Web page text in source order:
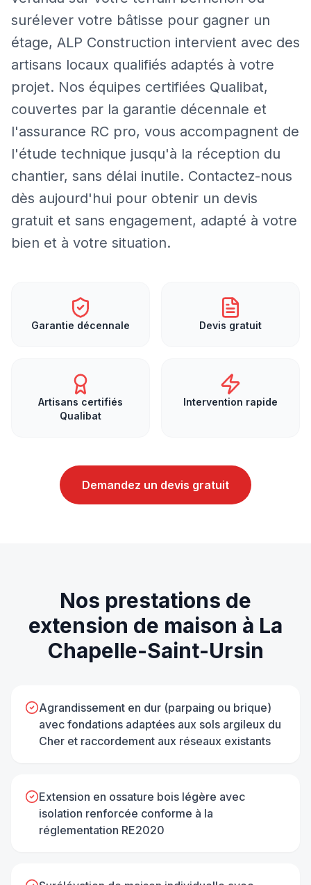
surélever votre bâtisse pour gagner un
étage, ALP Construction intervient avec des
artisans locaux qualifiés adaptés à votre
projet. Nos équipes certifiées Qualibat,
couvertes par la garantie décennale et
l'assurance RC pro, vous accompagnent de
l'étude technique jusqu'à la réception du
chantier, sans délai inutile. Contactez-nous
dès aujourd'hui pour obtenir un devis
gratuit et sans engagement, adapté à votre
bien et à votre situation.
Garantie décennale Devis gratuit
Artisans certifiés
Qualibat
Intervention rapide
Demandez un devis gratuit
Nos prestations de
extension de maison à La
Chapelle-Saint-Ursin
Agrandissement en dur (parpaing ou brique)
avec fondations adaptées aux sols argileux du
Cher et raccordement aux réseaux existants
Extension en ossature bois légère avec
isolation renforcée conforme à la
réglementation RE2020